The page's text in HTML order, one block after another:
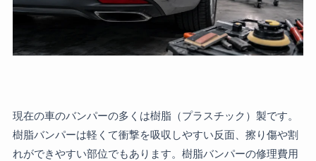
現在の車のバンパーの多くは樹脂（プラスチック）製です。
樹脂バンパーは軽くて衝撃を吸収しやすい反面、擦り傷や割
れができやすい部位でもあります。樹脂バンパーの修理費用